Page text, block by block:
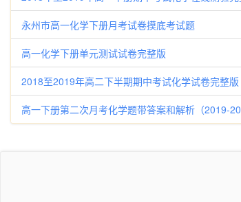
永州市高一化学下册月考试卷摸底考试题
高一化学下册单元测试试卷完整版
2018至2019年高二下半期期中考试化学试卷完整版
高一下册第二次月考化学题带答案和解析（2019-